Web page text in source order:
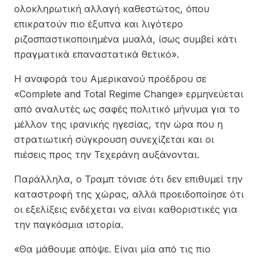
ολοκληρωτική αλλαγή καθεστώτος, όπου
επικρατούν πιο έξυπνα και λιγότερο
ριζοσπαστικοποιημένα μυαλά, ίσως συμβεί κάτι
πραγματικά επαναστατικά θετικό».
Η αναφορά του Αμερικανού προέδρου σε
«Complete and Total Regime Change» ερμηνεύεται
από αναλυτές ως σαφές πολιτικό μήνυμα για το
μέλλον της ιρανικής ηγεσίας, την ώρα που η
στρατιωτική σύγκρουση συνεχίζεται και οι
πιέσεις προς την Τεχεράνη αυξάνονται.
Παράλληλα, ο Τραμπ τόνισε ότι δεν επιθυμεί την
καταστροφή της χώρας, αλλά προειδοποίησε ότι
οι εξελίξεις ενδέχεται να είναι καθοριστικές για
την παγκόσμια ιστορία.
«Θα μάθουμε απόψε. Είναι μία από τις πιο